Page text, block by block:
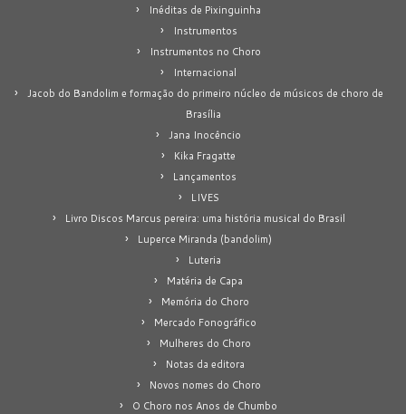
Inéditas de Pixinguinha
Instrumentos
Instrumentos no Choro
Internacional
Jacob do Bandolim e formação do primeiro núcleo de músicos de choro de
Brasília
Jana Inocêncio
Kika Fragatte
Lançamentos
LIVES
Livro Discos Marcus pereira: uma história musical do Brasil
Luperce Miranda (bandolim)
Luteria
Matéria de Capa
Memória do Choro
Mercado Fonográfico
Mulheres do Choro
Notas da editora
Novos nomes do Choro
O Choro nos Anos de Chumbo